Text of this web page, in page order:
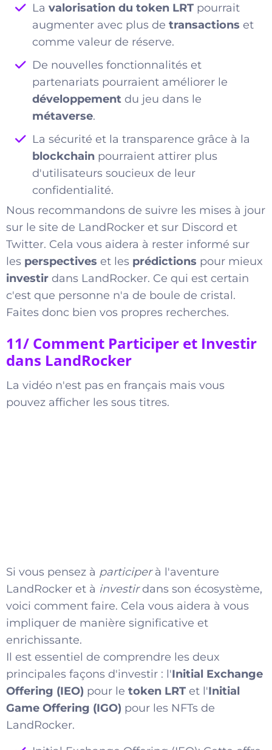
La valorisation du token LRT pourrait
augmenter avec plus de transactions et
comme valeur de réserve.
De nouvelles fonctionnalités et
partenariats pourraient améliorer le
développement du jeu dans le
métaverse.
La sécurité et la transparence grâce à la
blockchain pourraient attirer plus
d'utilisateurs soucieux de leur
confidentialité.
Nous recommandons de suivre les mises à jour
sur le site de LandRocker et sur Discord et
Twitter. Cela vous aidera à rester informé sur
les perspectives et les prédictions pour mieux
investir dans LandRocker. Ce qui est certain
c'est que personne n'a de boule de cristal.
Faites donc bien vos propres recherches.
11/ Comment Participer et Investir
dans LandRocker
La vidéo n'est pas en français mais vous
pouvez afficher les sous titres.
Si vous pensez à participerà l'aventure
LandRocker et à investirdans son écosystème,
voici comment faire. Cela vous aidera à vous
impliquer de manière significative et
enrichissante.
Il est essentiel de comprendre les deux
principales façons d'investir : l'Initial Exchange
Offering (IEO) pour le token LRT et l'Initial
Game Offering (IGO) pour les NFTs de
LandRocker.